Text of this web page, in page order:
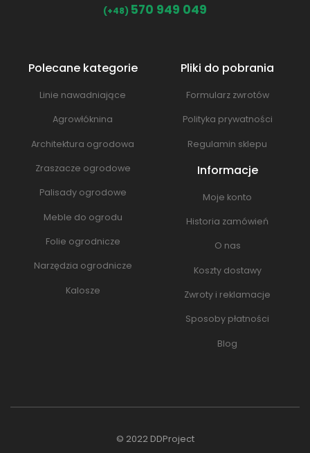
(+48) 570 949 049
Polecane kategorie
Linie nawadniające
Agrowłóknina
Architektura ogrodowa
Zraszacze ogrodowe
Palisady ogrodowe
Meble do ogrodu
Folie ogrodnicze
Narzędzia ogrodnicze
Kalosze
Pliki do pobrania
Formularz zwrotów
Polityka prywatności
Regulamin sklepu
Informacje
Moje konto
Historia zamówień
O nas
Koszty dostawy
Zwroty i reklamacje
Sposoby płatności
Blog
© 2022 DDProject